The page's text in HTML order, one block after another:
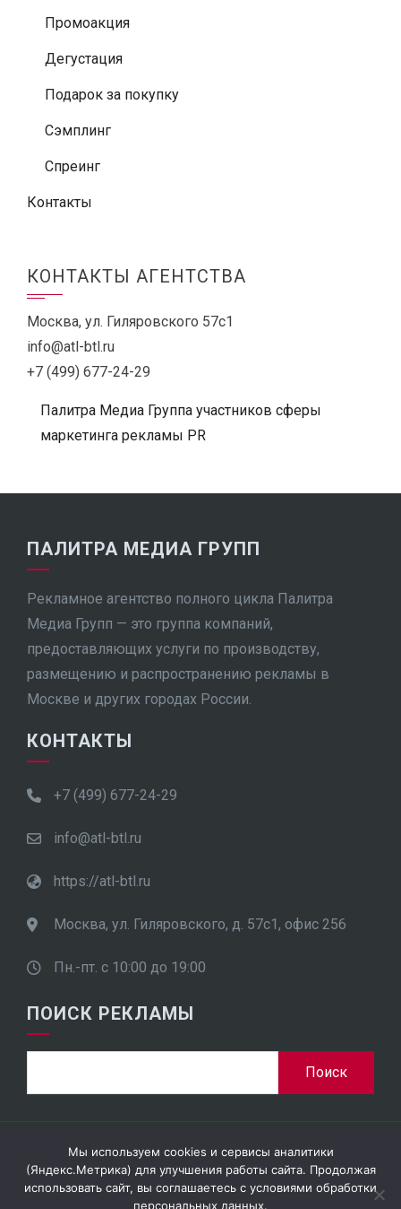
Промоакция
Дегустация
Подарок за покупку
Сэмплинг
Спреинг
Контакты
КОНТАКТЫ АГЕНТСТВА
Москва, ул. Гиляровского 57с1
info@atl-btl.ru
+7 (499) 677-24-29
Палитра Медиа Группа участников сферы
маркетинга рекламы PR
ПАЛИТРА МЕДИА ГРУПП
Рекламное агентство полного цикла Палитра
Медиа Групп — это группа компаний,
предоставляющих услуги по производству,
размещению и распространению рекламы в
Москве и других городах России.
КОНТАКТЫ
+7 (499) 677-24-29
info@atl-btl.ru
https://atl-btl.ru
Москва, ул. Гиляровского, д. 57с1, офис 256
Пн.-пт. с 10:00 до 19:00
ПОИСК РЕКЛАМЫ
ООО "ПроСтар Плюс", ИНН 7701948452
Мы используем cookies и сервисы аналитики
(Яндекс.Метрика) для улучшения работы сайта. Продолжая
использовать сайт, вы соглашаетесь с условиями обработки
персональных данных.